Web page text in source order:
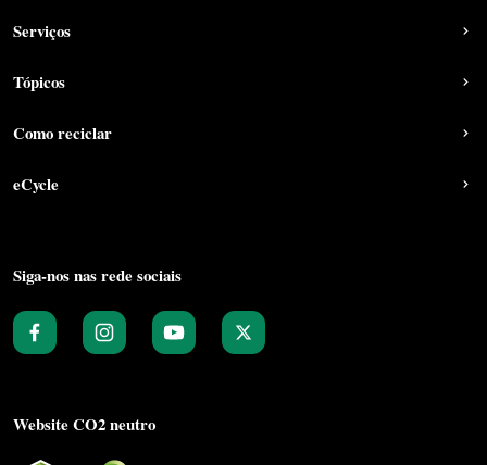
Serviços
Tópicos
Como reciclar
eCycle
Siga-nos nas rede sociais
Website CO2 neutro